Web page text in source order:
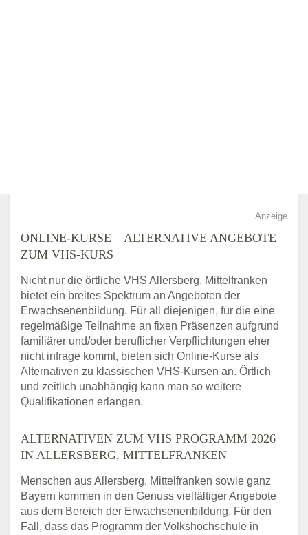
Anzeige
ONLINE-KURSE – ALTERNATIVE ANGEBOTE
ZUM VHS-KURS
Nicht nur die örtliche VHS Allersberg, Mittelfranken
bietet ein breites Spektrum an Angeboten der
Erwachsenenbildung. Für all diejenigen, für die eine
regelmäßige Teilnahme an fixen Präsenzen aufgrund
familiärer und/oder beruflicher Verpflichtungen eher
nicht infrage kommt, bieten sich Online-Kurse als
Alternativen zu klassischen VHS-Kursen an. Örtlich
und zeitlich unabhängig kann man so weitere
Qualifikationen erlangen.
ALTERNATIVEN ZUM VHS PROGRAMM 2026
IN ALLERSBERG, MITTELFRANKEN
Menschen aus Allersberg, Mittelfranken sowie ganz
Bayern kommen in den Genuss vielfältiger Angebote
aus dem Bereich der Erwachsenenbildung. Für den
Fall, dass das Programm der Volkshochschule in